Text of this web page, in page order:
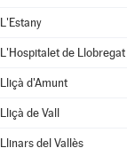
L'Estany
L'Hospitalet de Llobregat
Lliçà d'Amunt
Lliçà de Vall
Llinars del Vallès